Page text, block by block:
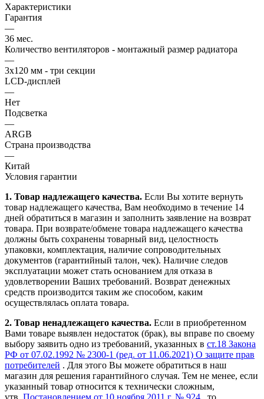
Характеристики
Гарантия
—
36 мес.
Количество вентиляторов - монтажный размер радиатора
—
3х120 мм - три секции
LCD-дисплей
—
Нет
Подсветка
—
ARGB
Страна производства
—
Китай
Условия гарантии
1. Товар надлежащего качества. Если Вы хотите вернуть
товар надлежащего качества, Вам необходимо в течение 14
дней обратиться в магазин и заполнить заявление на возврат
товара. При возврате/обмене товара надлежащего качества
должны быть сохранены товарный вид, целостность
упаковки, комплектация, наличие сопроводительных
документов (гарантийный талон, чек). Наличие следов
эксплуатации может стать основанием для отказа в
удовлетворении Ваших требований. Возврат денежных
средств производится таким же способом, каким
осуществлялась оплата товара.
2. Товар ненадлежащего качества. Если в приобретенном
Вами товаре выявлен недостаток (брак), вы вправе по своему
выбору заявить одно из требований, указанных в ст.18 Закона
РФ от 07.02.1992 № 2300-1 (ред. от 11.06.2021) О защите прав
потребителей . Для этого Вы можете обратиться в наш
магазин для решения гарантийного случая. Тем не менее, если
указанный товар относится к технически сложным,
утв. Постановлением от 10 ноября 2011 г. № 924 , то